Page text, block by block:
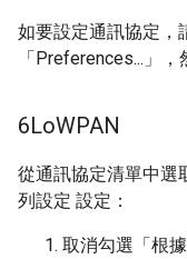
如要設定通訊協定，
「Preferences...」
6LoWPAN
從通訊協定清單中選
列設定 設定：
取消勾選「根據